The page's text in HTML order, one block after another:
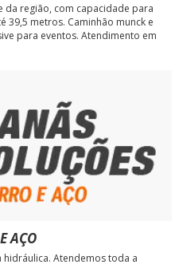
da região, com capacidade para
39,5 metros. Caminhão munck e
para eventos. Atendimento em
AÇO
hidráulica. Atendemos toda a